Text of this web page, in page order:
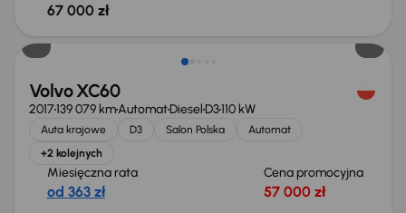
67 000 zł
Taniej o 1 000 zł
Volvo XC60
2017139 079 kmAutomatDiesel D3110 kW
Auta krajowe D3 Salon Polska
Automat
+2 kolejnych
Miesięczna rata
od 363 zł
Cena promocyjna
57 000 zł